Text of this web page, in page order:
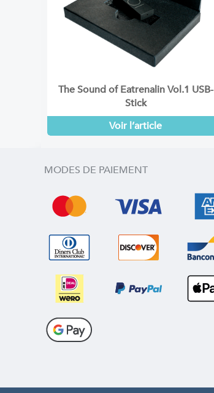
The Sound of Eatrenalin Vol.1 USB-
Stick
Voir l’article
MODES DE PAIEMENT